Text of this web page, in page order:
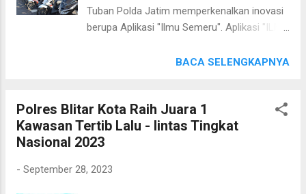
Panetrowati melihat berbagai cara dilakukan
oleh jajaran Polres Ponorogo untuk
pada hari Jum'at (29/9/2023), dengan
Tuban Polda Jatim memperkenalkan inovasi
berupa Aplikasi "Ilmu Semeru". Aplikasi "ILMU
inovasi terbaru dari Polda Jatim yang mampu
kehilangan kendaraan bermotor dengan
mudah dapat melakukan pelaporan melalui
aplikasi yang bisa diunduh melalui Playstore
"Ilmu Semeru" prosesnya cukup sederhana,
BACA SELENGKAPNYA
Polres Blitar Kota Raih Juara 1
Kawasan Tertib Lalu - lintas Tingkat
Nasional 2023
- September 28, 2023